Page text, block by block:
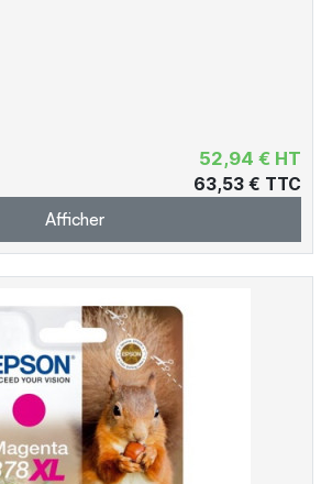
52,94 € HT
63,53 € TTC
Afficher